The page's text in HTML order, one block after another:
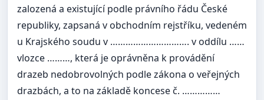
zalozená a existující podle právního řádu České
republiky, zapsaná v obchodním rejstříku, vedeném
u Krajského soudu v …………………………. v oddílu ……
vlozce ………, která je oprávněna k provádění
drazeb nedobrovolných podle zákona o veřejných
drazbách, a to na základě koncese č. ……………